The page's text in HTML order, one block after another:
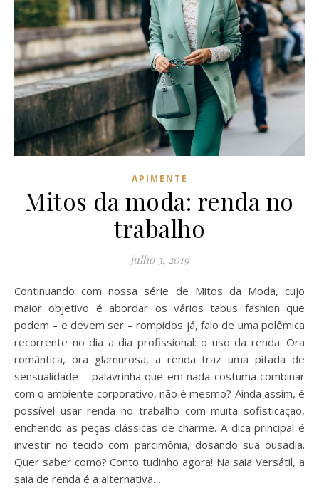
APIMENTE
Mitos da moda: renda no
trabalho
julho 3, 2019
Continuando com nossa série de Mitos da Moda, cujo
maior objetivo é abordar os vários tabus fashion que
podem – e devem ser – rompidos já, falo de uma polêmica
recorrente no dia a dia profissional: o uso da renda. Ora
romântica, ora glamurosa, a renda traz uma pitada de
sensualidade – palavrinha que em nada costuma combinar
com o ambiente corporativo, não é mesmo? Ainda assim, é
possível usar renda no trabalho com muita sofisticação,
enchendo as peças clássicas de charme. A dica principal é
investir no tecido com parcimônia, dosando sua ousadia.
Quer saber como? Conto tudinho agora! Na saia Versátil, a
saia de renda é a alternativa…